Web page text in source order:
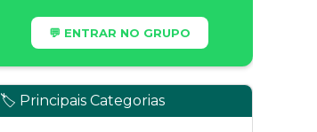
💬 ENTRAR NO GRUPO
🏷️ Principais Categorias